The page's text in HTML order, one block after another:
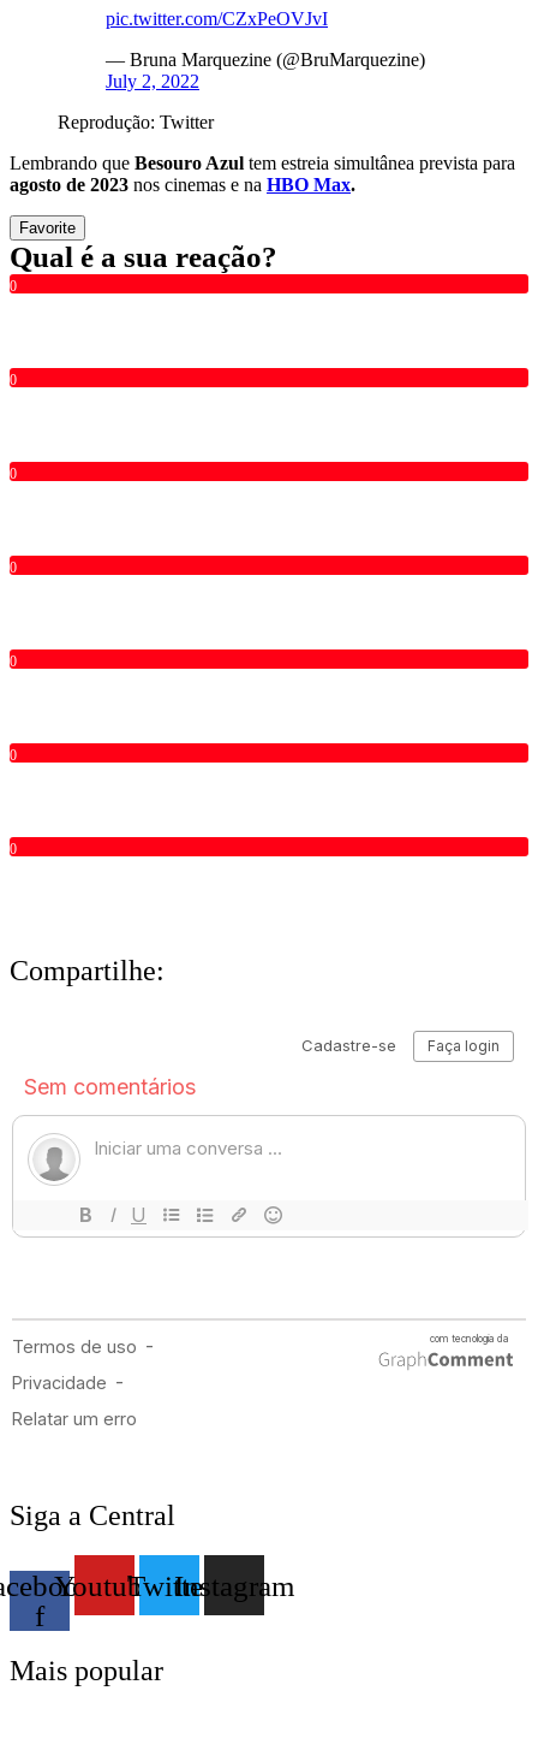
pic.twitter.com/CZxPeOVJvI
— Bruna Marquezine (@BruMarquezine)
July 2, 2022
Reprodução: Twitter
Lembrando que Besouro Azul tem estreia simultânea prevista para
agosto de 2023 nos cinemas e na HBO Max.
Favorite
Qual é a sua reação?
0
0
0
0
0
0
0
Compartilhe:
Siga a Central
f
YoutubeTwitterInstagram
Mais popular